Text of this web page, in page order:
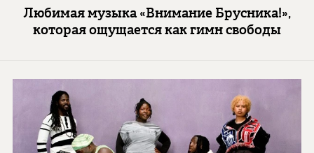
Любимая музыка «Внимание Брусника!»,
которая ощущается как гимн свободы